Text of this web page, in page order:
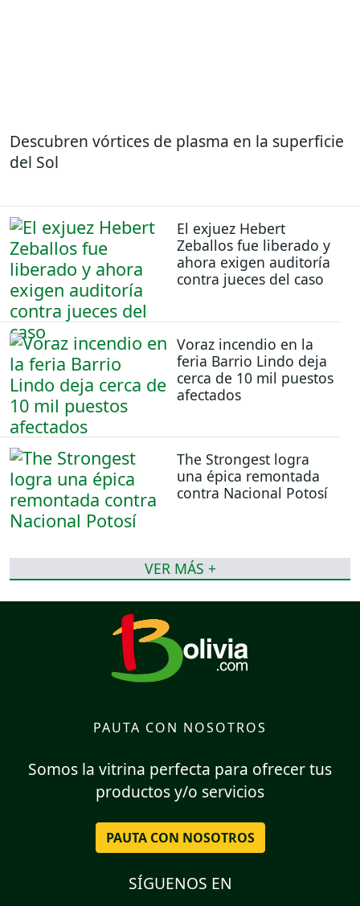
Descubren vórtices de plasma en la superficie
del Sol
El exjuez Hebert
Zeballos fue liberado y
ahora exigen auditoría
contra jueces del caso
Voraz incendio en la
feria Barrio Lindo deja
cerca de 10 mil puestos
afectados
The Strongest logra
una épica remontada
contra Nacional Potosí
VER MÁS +
PAUTA CON NOSOTROS
Somos la vitrina perfecta para ofrecer tus
productos y/o servicios
PAUTA CON NOSOTROS
SÍGUENOS EN